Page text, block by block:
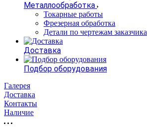
Металлообработка
Токарные работы
Фрезерная обработка
Детали по чертежам заказчика
Доставка
Подбор оборудования
Галерея
Доставка
Контакты
Наличие